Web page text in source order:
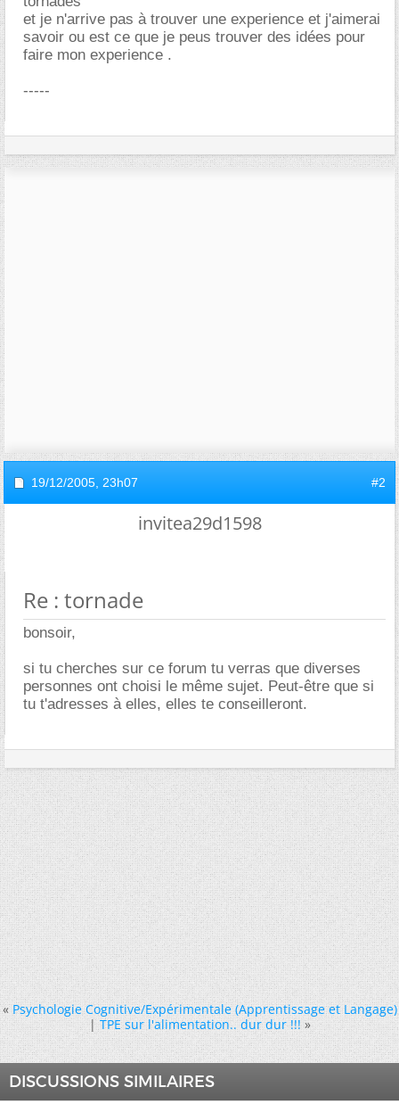
et je n'arrive pas à trouver une experience et j'aimerai
savoir ou est ce que je peus trouver des idées pour
faire mon experience .
-----
19/12/2005, 23h07 #2
invitea29d1598
Re : tornade
bonsoir,
si tu cherches sur ce forum tu verras que diverses
personnes ont choisi le même sujet. Peut-être que si
tu t'adresses à elles, elles te conseilleront.
« Psychologie Cognitive/Expérimentale (Apprentissage et Langage)
|TPE sur l'alimentation.. dur dur !!! »
DISCUSSIONS SIMILAIRES